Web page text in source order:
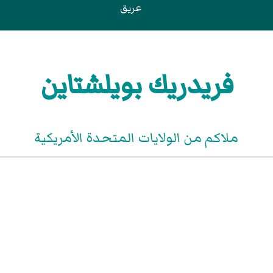
عريق
فريدريك بويلشتاين
ملاكم من الولايات المتحدة الأمريكية